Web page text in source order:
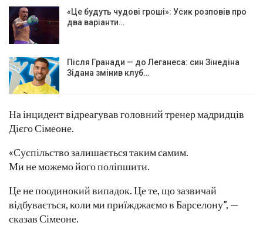
«Це будуть чудові гроші»: Усик розповів про
два варіанти…
Після Гранади — до Леганеса: син Зінедіна
Зідана змінив клуб…
На інцидент відреагував головний тренер мадридців
Дієго Сімеоне.
«Суспільство залишається таким самим.
Ми не можемо його поліпшити.
Це не поодинокий випадок. Це те, що зазвичай
відбувається, коли ми приїжджаємо в Барселону”, —
сказав Сімеоне.